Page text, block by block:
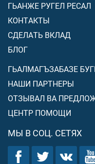
ГЬАНЖЕ РУГЕЛ РЕСАЛ
КОНТАКТЫ
СДЕЛАТЬ ВКЛАД
БЛОГ
ГЬАЛМАГЪЗАБАЗЕ
НАШИ ПАРТНЕРЫ
ОТЗЫВАЛ ВА
ЦЕНТР ПОМОЩИ
МЫ В СОЦ. СЕТЯХ